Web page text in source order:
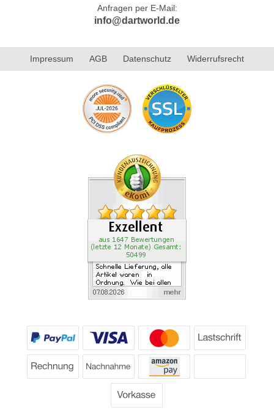
Anfragen per E-Mail:
info@dartworld.de
Impressum AGB Datenschutz Widerrufsrecht